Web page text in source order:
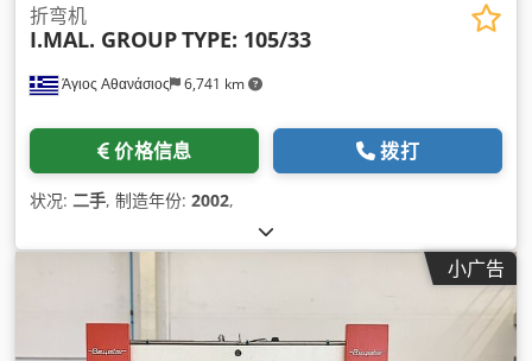
Άγιος Αθανάσιος 6,741 km
折弯机
I.MAL. GROUPTYPE: 105/33
价格信息 拨打
状况: 二手, 制造年份: 2002,
小广告